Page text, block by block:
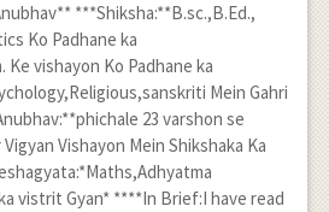
***Shiksha:**B.sc.,B.Ed.,
Ko Padhane ka
Ke vishayon Ko Padhane ka
Mein Gahri
23 varshon se
Vishayon Mein Shikshaka Ka
vistrit Gyan* ****In Brief:I have read